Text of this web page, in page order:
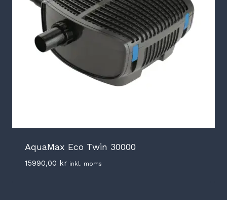
AquaMax Eco Twin 30000
15990,00 kr inkl. moms